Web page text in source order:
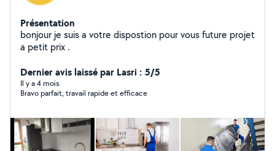
Présentation
bonjour je suis a votre dispostion pour vous future projet
a petit prix .
Dernier avis laissé par Lasri : 5/5
Il y a 4 mois
Bravo parfait, travail rapide et efficace